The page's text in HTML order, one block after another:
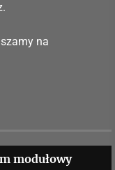
na
modułowy